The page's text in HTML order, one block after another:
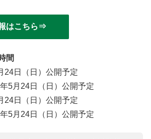
はこちら⇒
間
日（日）公開予定
月24日（日）公開予定
日（日）公開予定
月24日（日）公開予定